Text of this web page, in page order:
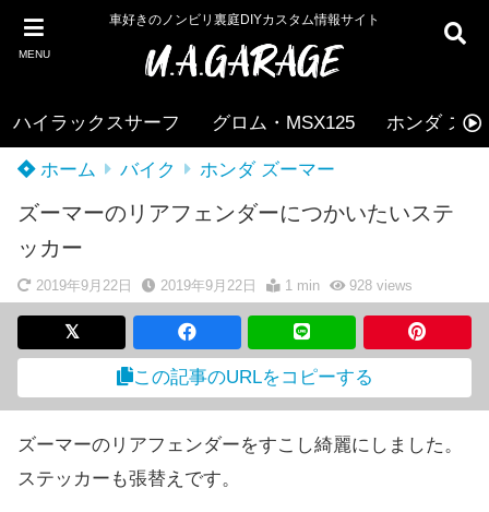
MENU
車好きのノンビリ裏庭DIYカスタム情報サイト
ハイラックスサーフ グロム・MSX125 ホンダ ズー
ホーム バイク ホンダ ズーマー
ズーマーのリアフェンダーにつかいたいステ
ッカー
2019年9月22日 2019年9月22日 1 min 928views
この記事のURLをコピーする
ズーマーのリアフェンダーをすこし綺麗にしました。
ステッカーも張替えです。